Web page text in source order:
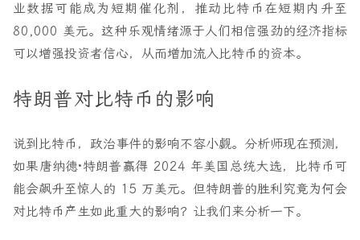
业数据可能成为短期催化剂，推动比特币在短期内升至
80,000 美元。这种乐观情绪源于人们相信强劲的经济指标
可以增强投资者信心，从而增加流入比特币的资本。
特朗普对比特币的影响
说到比特币，政治事件的影响不容小觑。分析师现在预测，
如果唐纳德·特朗普赢得 2024 年美国总统大选，比特币可
能会飙升至惊人的 15 万美元。但特朗普的胜利究竟为何会
对比特币产生如此重大的影响？让我们来分析一下。